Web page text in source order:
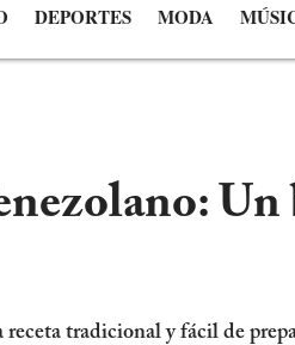
DEPORTES MODA
tradicional y fácil de